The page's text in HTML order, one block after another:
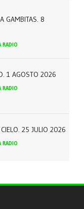
GAMBITAS. 8
RADIO
1 AGOSTO 2026
RADIO
25 JULIO 2026
RADIO